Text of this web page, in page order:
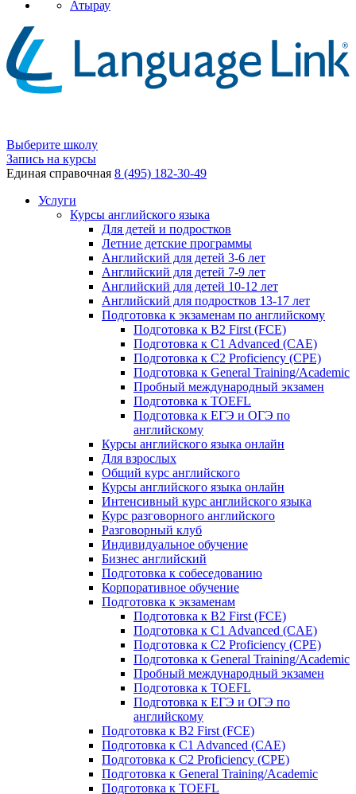
Атырау
Выберите школу
Запись на курсы
Единая справочная 8 (495) 182-30-49
Услуги
Курсы английского языка
Для детей и подростков
Летние детские программы
Английский для детей 3-6 лет
Английский для детей 7-9 лет
Английский для детей 10-12 лет
Английский для подростков 13-17 лет
Подготовка к экзаменам по английскому
Подготовка к B2 First (FCE)
Подготовка к C1 Advanced (CAE)
Подготовка к C2 Proficiency (CPE)
Подготовка к General Training/Academic
Пробный международный экзамен
Подготовка к TOEFL
Подготовка к ЕГЭ и ОГЭ по
английскому
Курсы английского языка онлайн
Для взрослых
Общий курс английского
Курсы английского языка онлайн
Интенсивный курс английского языка
Курс разговорного английского
Разговорный клуб
Индивидуальное обучение
Бизнес английский
Подготовка к собеседованию
Корпоративное обучение
Подготовка к экзаменам
Подготовка к B2 First (FCE)
Подготовка к C1 Advanced (CAE)
Подготовка к C2 Proficiency (CPE)
Подготовка к General Training/Academic
Пробный международный экзамен
Подготовка к TOEFL
Подготовка к ЕГЭ и ОГЭ по
английскому
Подготовка к B2 First (FCE)
Подготовка к C1 Advanced (CAE)
Подготовка к C2 Proficiency (CPE)
Подготовка к General Training/Academic
Подготовка к TOEFL